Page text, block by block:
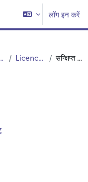
लॉग इन करें
(LM) Licence LM सन्क्षिप्त विवरण